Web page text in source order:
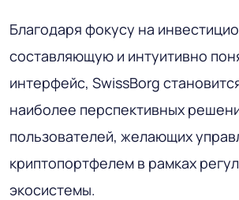
Благодаря фокусу на
составляющую и интуитивно
интерфейс, SwissBorg
наиболее перспективных
пользователей, желающих
криптопортфелем в рамках
экосистемы.